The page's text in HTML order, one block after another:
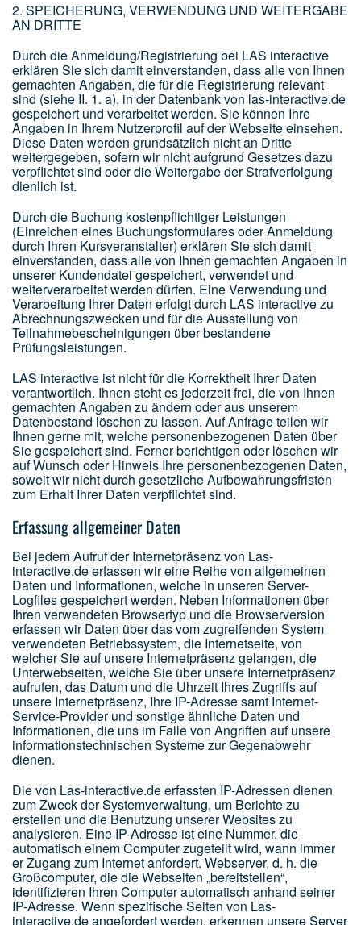
2. SPEICHERUNG, VERWENDUNG UND WEITERGABE
AN DRITTE
Durch die Anmeldung/Registrierung bei LAS interactive
erklären Sie sich damit einverstanden, dass alle von Ihnen
gemachten Angaben, die für die Registrierung relevant
sind (siehe II. 1. a), in der Datenbank von las-interactive.de
gespeichert und verarbeitet werden. Sie können Ihre
Angaben in Ihrem Nutzerprofil auf der Webseite einsehen.
Diese Daten werden grundsätzlich nicht an Dritte
weitergegeben, sofern wir nicht aufgrund Gesetzes dazu
verpflichtet sind oder die Weitergabe der Strafverfolgung
dienlich ist.
Durch die Buchung kostenpflichtiger Leistungen
(Einreichen eines Buchungsformulares oder Anmeldung
durch Ihren Kursveranstalter) erklären Sie sich damit
einverstanden, dass alle von Ihnen gemachten Angaben in
unserer Kundendatei gespeichert, verwendet und
weiterverarbeitet werden dürfen. Eine Verwendung und
Verarbeitung Ihrer Daten erfolgt durch LAS interactive zu
Abrechnungszwecken und für die Ausstellung von
Teilnahmebescheinigungen über bestandene
Prüfungsleistungen.
LAS interactive ist nicht für die Korrektheit Ihrer Daten
verantwortlich. Ihnen steht es jederzeit frei, die von Ihnen
gemachten Angaben zu ändern oder aus unserem
Datenbestand löschen zu lassen. Auf Anfrage teilen wir
Ihnen gerne mit, welche personenbezogenen Daten über
Sie gespeichert sind. Ferner berichtigen oder löschen wir
auf Wunsch oder Hinweis Ihre personenbezogenen Daten,
soweit wir nicht durch gesetzliche Aufbewahrungsfristen
zum Erhalt Ihrer Daten verpflichtet sind.
Erfassung allgemeiner Daten
Bei jedem Aufruf der Internetpräsenz von Las-
interactive.de erfassen wir eine Reihe von allgemeinen
Daten und Informationen, welche in unseren Server-
Logfiles gespeichert werden. Neben Informationen über
Ihren verwendeten Browsertyp und die Browserversion
erfassen wir Daten über das vom zugreifenden System
verwendeten Betriebssystem, die Internetseite, von
welcher Sie auf unsere Internetpräsenz gelangen, die
Unterwebseiten, welche Sie über unsere Internetpräsenz
aufrufen, das Datum und die Uhrzeit Ihres Zugriffs auf
unsere Internetpräsenz, Ihre IP-Adresse samt Internet-
Service-Provider und sonstige ähnliche Daten und
Informationen, die uns im Falle von Angriffen auf unsere
informationstechnischen Systeme zur Gegenabwehr
dienen.
Die von Las-interactive.de erfassten IP-Adressen dienen
zum Zweck der Systemverwaltung, um Berichte zu
erstellen und die Benutzung unserer Websites zu
analysieren. Eine IP-Adresse ist eine Nummer, die
automatisch einem Computer zugeteilt wird, wann immer
er Zugang zum Internet anfordert. Webserver, d. h. die
Großcomputer, die die Webseiten „bereitstellen“,
identifizieren Ihren Computer automatisch anhand seiner
IP-Adresse. Wenn spezifische Seiten von Las-
interactive.de angefordert werden, erkennen unsere Server